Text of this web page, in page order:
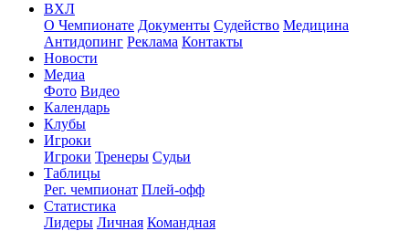
ВХЛ
О Чемпионате Документы Судейство Медицина
Антидопинг Реклама Контакты
Новости
Медиа
Фото Видео
Календарь
Клубы
Игроки
Игроки Тренеры Судьи
Таблицы
Рег. чемпионат Плей-офф
Статистика
Лидеры Личная Командная